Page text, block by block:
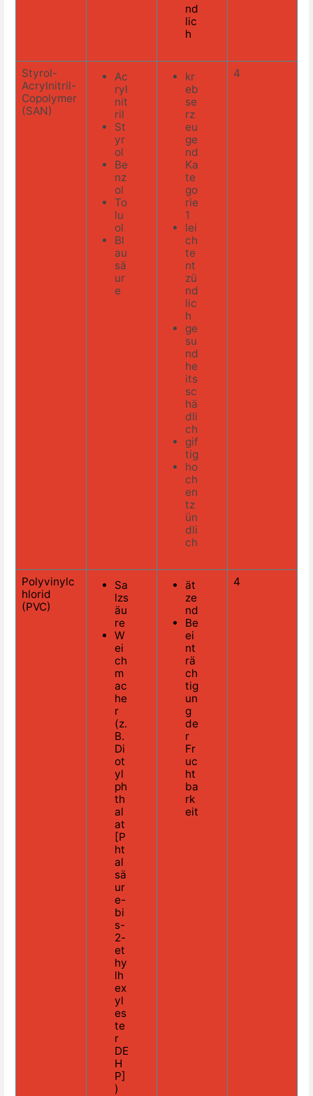
nd
lic
h
Styrol-
Acrylnitril-
Copolymer
(SAN)
Ac
ryl
nit
ril
St
yr
ol
Be
nz
ol
To
lu
ol
Bl
au
sä
ur
e
kr
eb
se
rz
eu
ge
nd
Ka
te
go
rie
1
lei
ch
te
nt
zü
nd
lic
h
ge
su
nd
he
its
sc
hä
dli
ch
gif
tig
ho
ch
en
tz
ün
dli
ch
4
Polyvinylc
hlorid
(PVC)
Sa
lzs
äu
re
W
ei
ch
m
ac
he
r
(z.
B.
Di
ot
yl
ph
th
al
at
[P
ht
al
sä
ur
e-
bi
s-
2-
et
hy
lh
ex
yl
es
te
r
DE
H
P]
)
ät
ze
nd
Be
ei
nt
rä
ch
tig
un
g
de
r
Fr
uc
ht
ba
rk
eit
4